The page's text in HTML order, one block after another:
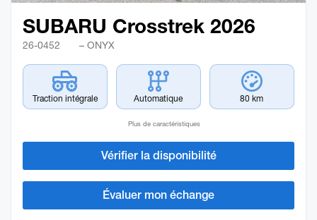
SUBARU Crosstrek 2026
26-0452 – ONYX
Traction intégrale Automatique 80 km
Plus de caractéristiques
Vérifier la disponibilité
Évaluer mon échange